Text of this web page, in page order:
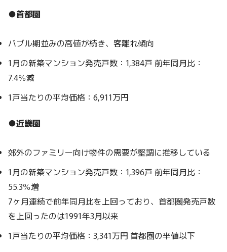
●首都圏
バブル期並みの高値が続き、客離れ傾向
1月の新築マンション発売戸数：1,384戸 前年同月比：
7.4％減
1戸当たりの平均価格：6,911万円
●近畿圏
郊外のファミリー向け物件の需要が堅調に推移している
1月の新築マンション発売戸数：1,396戸 前年同月比：
55.3％増
7ヶ月連続で前年同月比を上回っており、首都圏発売戸数
を上回ったのは1991年3月以来
1戸当たりの平均価格：3,341万円 首都圏の半値以下